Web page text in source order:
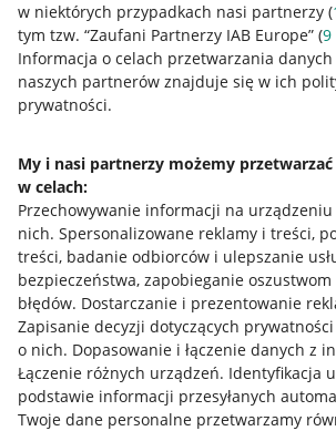
w niektórych przypadkach nasi partnerzy (
tym tzw. “Zaufani Partnerzy IAB Europe” (9
Informacja o celach przetwarzania
naszych partnerów znajduje się w ich
prywatności.
My i nasi partnerzy możemy
w celach:
Przechowywanie informacji na
nich. Spersonalizowane reklamy i treści,
treści, badanie odbiorców i ulepszanie
bezpieczeństwa, zapobieganie
błędów. Dostarczanie i prezentowanie
Zapisanie decyzji dotyczących
o nich. Dopasowanie i łączenie danych z
Łączenie różnych urządzeń. Identyfikacja
podstawie informacji przesyłanych
Twoje dane personalne przetwarzamy
Przydatne informacje
Jak to działa
Allegro Gadane dla sprzedających
Allegro Gadane dla kupujących
Mapa miejscowości
Informacje prawne
Regulamin
Polityka plików "cookies"